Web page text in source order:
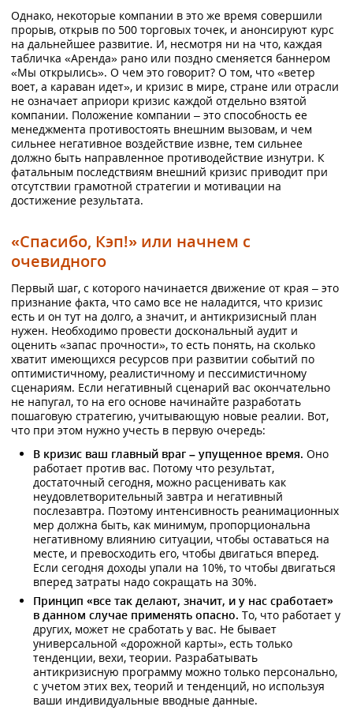
Однако, некоторые компании в это же время совершили
прорыв, открыв по 500 торговых точек, и анонсируют курс
на дальнейшее развитие. И, несмотря ни на что, каждая
табличка «Аренда» рано или поздно сменяется баннером
«Мы открылись». О чем это говорит? О том, что «ветер
воет, а караван идет», и кризис в мире, стране или отрасли
не означает априори кризис каждой отдельно взятой
компании. Положение компании – это способность ее
менеджмента противостоять внешним вызовам, и чем
сильнее негативное воздействие извне, тем сильнее
должно быть направленное противодействие изнутри. К
фатальным последствиям внешний кризис приводит при
отсутствии грамотной стратегии и мотивации на
достижение результата.
«Спасибо, Кэп!» или начнем с
очевидного
Первый шаг, с которого начинается движение от края – это
признание факта, что само все не наладится, что кризис
есть и он тут на долго, а значит, и антикризисный план
нужен. Необходимо провести доскональный аудит и
оценить «запас прочности», то есть понять, на сколько
хватит имеющихся ресурсов при развитии событий по
оптимистичному, реалистичному и пессимистичному
сценариям. Если негативный сценарий вас окончательно
не напугал, то на его основе начинайте разработать
пошаговую стратегию, учитывающую новые реалии. Вот,
что при этом нужно учесть в первую очередь:
В кризис ваш главный враг – упущенное время. Оно
работает против вас. Потому что результат,
достаточный сегодня, можно расценивать как
неудовлетворительный завтра и негативный
послезавтра. Поэтому интенсивность реанимационных
мер должна быть, как минимум, пропорциональна
негативному влиянию ситуации, чтобы оставаться на
месте, и превосходить его, чтобы двигаться вперед.
Если сегодня доходы упали на 10%, то чтобы двигаться
вперед затраты надо сокращать на 30%.
Принцип «все так делают, значит, и у нас сработает»
в данном случае применять опасно. То, что работает у
других, может не сработать у вас. Не бывает
универсальной «дорожной карты», есть только
тенденции, вехи, теории. Разрабатывать
антикризисную программу можно только персонально,
с учетом этих вех, теорий и тенденций, но используя
ваши индивидуальные вводные данные.